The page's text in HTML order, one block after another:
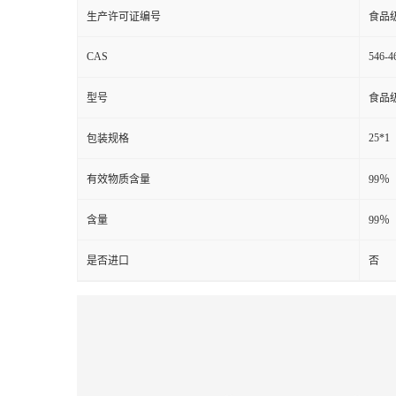
生产许可证编号 食品
CAS 546-
型号 食品
包装规格 25*1
有效物质含量 99％
含量 99％
是否进口 否